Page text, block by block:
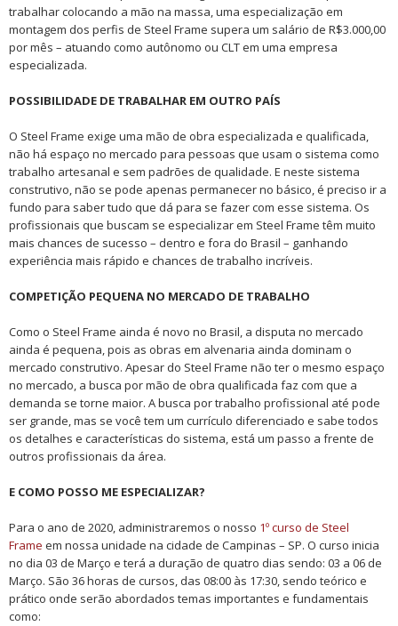
trabalhar colocando a mão na massa, uma especialização em
montagem dos perfis de Steel Frame supera um salário de R$3.000,00
por mês – atuando como autônomo ou CLT em uma empresa
especializada.
POSSIBILIDADE DE TRABALHAR EM OUTRO PAÍS
O Steel Frame exige uma mão de obra especializada e qualificada,
não há espaço no mercado para pessoas que usam o sistema como
trabalho artesanal e sem padrões de qualidade. E neste sistema
construtivo, não se pode apenas permanecer no básico, é preciso ir a
fundo para saber tudo que dá para se fazer com esse sistema. Os
profissionais que buscam se especializar em Steel Frame têm muito
mais chances de sucesso – dentro e fora do Brasil – ganhando
experiência mais rápido e chances de trabalho incríveis.
COMPETIÇÃO PEQUENA NO MERCADO DE TRABALHO
Como o Steel Frame ainda é novo no Brasil, a disputa no mercado
ainda é pequena, pois as obras em alvenaria ainda dominam o
mercado construtivo. Apesar do Steel Frame não ter o mesmo espaço
no mercado, a busca por mão de obra qualificada faz com que a
demanda se torne maior. A busca por trabalho profissional até pode
ser grande, mas se você tem um currículo diferenciado e sabe todos
os detalhes e características do sistema, está um passo a frente de
outros profissionais da área.
E COMO POSSO ME ESPECIALIZAR?
Para o ano de 2020, administraremos o nosso 1º curso de Steel
Frame em nossa unidade na cidade de Campinas – SP. O curso inicia
no dia 03 de Março e terá a duração de quatro dias sendo: 03 a 06 de
Março. São 36 horas de cursos, das 08:00 às 17:30, sendo teórico e
prático onde serão abordados temas importantes e fundamentais
como: